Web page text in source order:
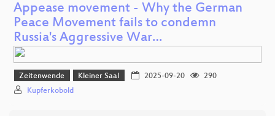
Appease movement - Why the German
Peace Movement fails to condemn
Russia's Aggressive War…
Zeitenwende Kleiner Saal 2025-09-20
290
Kupferkobold